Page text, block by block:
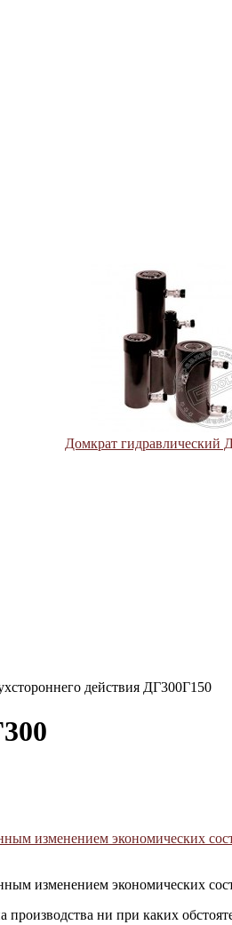
Домкрат гидравлический
действия ДГ300Г150
изменением экономических
изменением экономических
ни при каких